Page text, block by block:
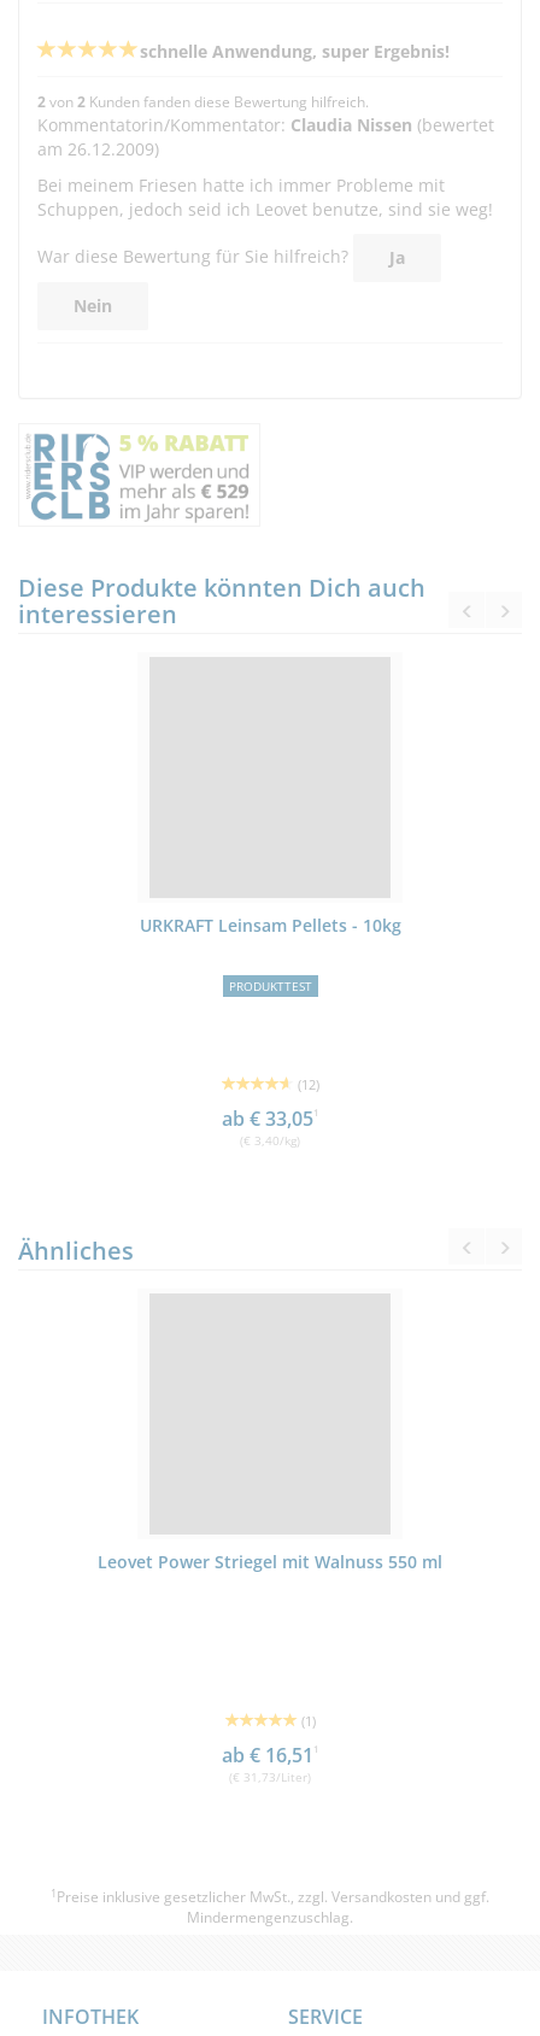
schnelle Anwendung, super Ergebnis!
2 von 2 Kunden fanden diese Bewertung hilfreich.
Kommentatorin/Kommentator: Claudia Nissen (bewertet
am 26.12.2009)
Bei meinem Friesen hatte ich immer Probleme mit
Schuppen, jedoch seid ich Leovet benutze, sind sie weg!
War diese Bewertung für Sie hilfreich? Ja
Nein
Diese Produkte könnten Dich auch
interessieren
URKRAFT Leinsam Pellets - 10kg
PRODUKTTEST
(12)
ab € 33,051
(€ 3,40/kg)
Ähnliches
Leovet Power Striegel mit Walnuss 550 ml
(1)
ab € 16,51 1
(€ 31,73/Liter)
1 Preise inklusive gesetzlicher MwSt., zzgl. Versandkosten und ggf.
Mindermengenzuschlag.
INFOTHEK SERVICE